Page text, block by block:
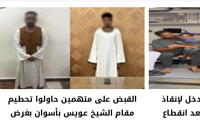
لإنقاذ
انقطاع
القبض على متهمين حاولوا تحطيم
مقام الشيخ عويس بأسوان بغرض